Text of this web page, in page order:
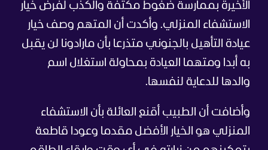
الأخيرة بممارسة ضغوط مكثفة والكذب لفرض خيار
الاستشفاء المنزلي. وأكدت أن المتهم وصف خيار
عيادة التأهيل بالجنوني متذرعا بأن مارادونا لن يقبل
به أبدا ومتهما العيادة بمحاولة استغلال اسم
والدها للدعاية لنفسها.
وأضافت أن الطبيب أقنع العائلة بأن الاستشفاء
المنزلي هو الخيار الأفضل مقدما وعودا قاطعة